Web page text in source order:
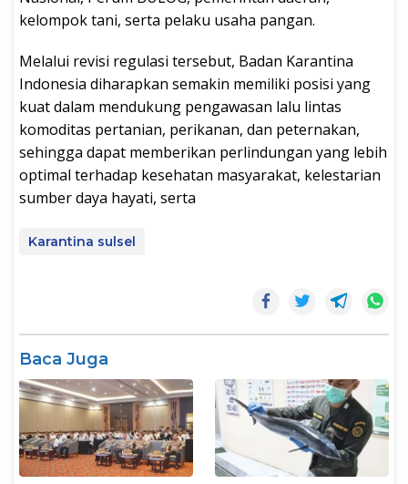
kelompok tani, serta pelaku usaha pangan.
Melalui revisi regulasi tersebut, Badan Karantina
Indonesia diharapkan semakin memiliki posisi yang
kuat dalam mendukung pengawasan lalu lintas
komoditas pertanian, perikanan, dan peternakan,
sehingga dapat memberikan perlindungan yang lebih
optimal terhadap kesehatan masyarakat, kelestarian
sumber daya hayati, serta
Karantina sulsel
Baca Juga